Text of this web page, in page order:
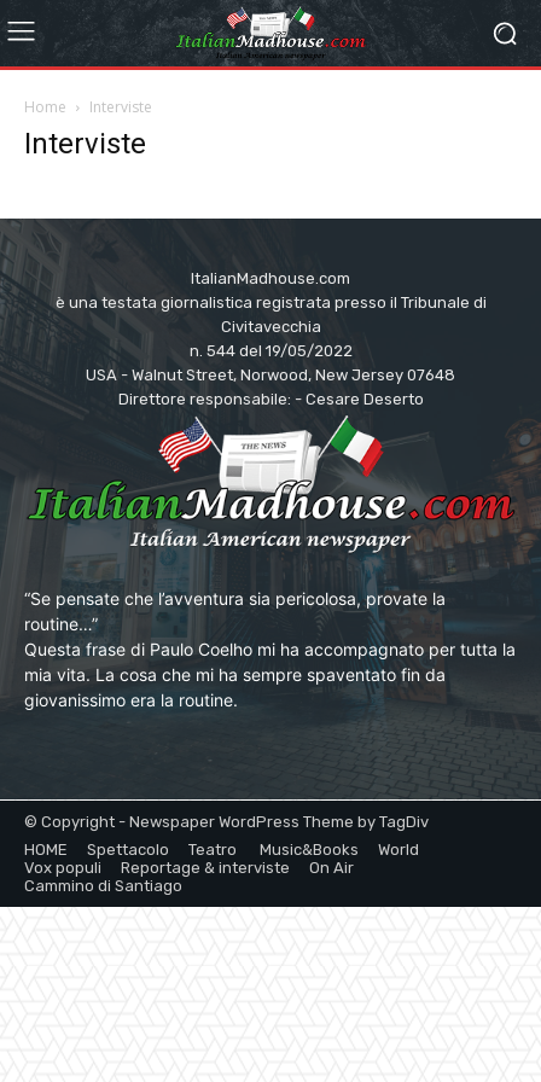
Home Interviste
Interviste
ItalianMadhouse.com
è una testata giornalistica registrata presso il Tribunale di
Civitavecchia
n. 544 del 19/05/2022
USA - Walnut Street, Norwood, New Jersey 07648
Direttore responsabile: - Cesare Deserto
“Se pensate che l’avventura sia pericolosa, provate la
routine…”
Questa frase di Paulo Coelho mi ha accompagnato per tutta la
mia vita. La cosa che mi ha sempre spaventato fin da
giovanissimo era la routine.
© Copyright - Newspaper WordPress Theme by TagDiv
HOME
Spettacolo Teatro Music&Books
World
Vox populi
Reportage & interviste
On Air
Cammino di Santiago